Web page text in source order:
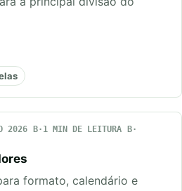
2026
1 MIN DE LEITURA
formato, calendário e